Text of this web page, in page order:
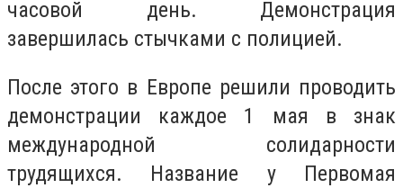
часовой день. Демонстрация
завершилась стычками с полицией.
После этого в Европе решили проводить
демонстрации каждое 1 мая в знак
международной солидарности
трудящихся. Название у Первомая